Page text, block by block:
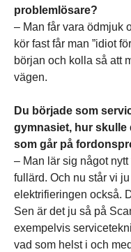
problemlösare?
– Man får vara ödmjuk
kör fast får man ”idiot
början och kolla så att
vägen.
Du började som
gymnasiet, hur
som går på
– Man lär sig något
fullärd. Och nu står vi
elektrifieringen också.
Sen är det ju så på
exempelvis
vad som helst i och